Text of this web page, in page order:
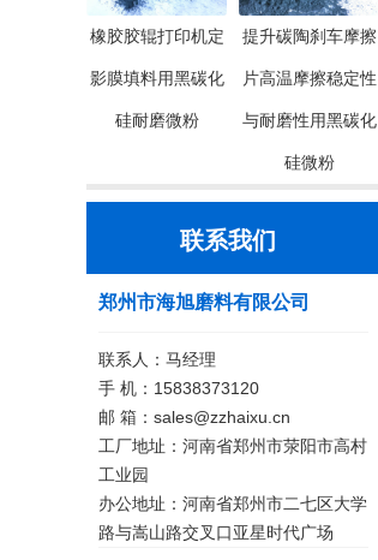
橡胶胶辊打印机定
影膜填料用黑碳化
硅耐磨微粉
提升碳陶刹车摩擦
片高温摩擦稳定性
与耐磨性用黑碳化
硅微粉
联系我们
郑州市海旭磨料有限公司
联系人：马经理
手 机：15838373120
邮 箱：sales@zzhaixu.cn
工厂地址：河南省郑州市荥阳市高村
工业园
办公地址：河南省郑州市二七区大学
路与嵩山路交叉口亚星时代广场